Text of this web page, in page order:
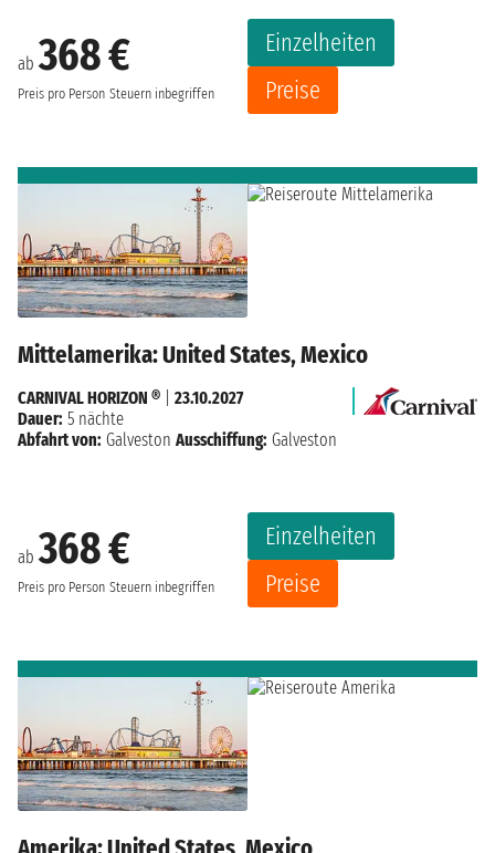
ab368 €
Preis pro Person Steuern inbegriffen
Einzelheiten
Preise
Mittelamerika: United States, Mexico
ab368 €
Preis pro Person Steuern inbegriffen
Einzelheiten
Preise
CARNIVAL HORIZON ®
23.10.2027
Dauer: 5 nächte
Abfahrt von: Galveston Ausschiffung: Galveston